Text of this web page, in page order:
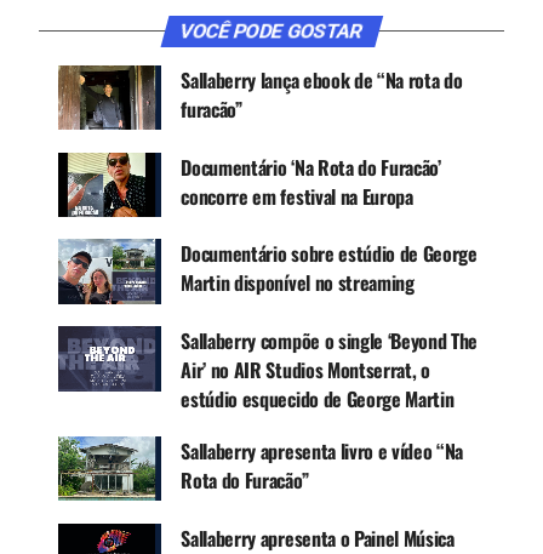
“Reflections — A Soundtrack From A Movie Never
Made” é seu nono trabalho com obras inéditas,
gravado, mixado e produzido por ele mesmo
durante o ano de 2020, com a participação de
vários músicos, sendo que alguns deles acabaram
tornando-se parceiros nas composições.
“Reflections” foi o disco mais desafiador que fiz
por vários motivos: gravei muitas vozes
(vocalizações), além da bateria e percussões.
Comecei também, dentro de meus limites, a fazer
VOCÊ PODE GOSTAR
Sallaberry lança ebook de “Na rota do
furacão”
Documentário ‘Na Rota do Furacão’
concorre em festival na Europa
Documentário sobre estúdio de George
Martin disponível no streaming
Sallaberry compõe o single ‘Beyond The
Air’ no AIR Studios Montserrat, o
estúdio esquecido de George Martin
Sallaberry apresenta livro e vídeo “Na
Rota do Furacão”
Sallaberry apresenta o Painel Música